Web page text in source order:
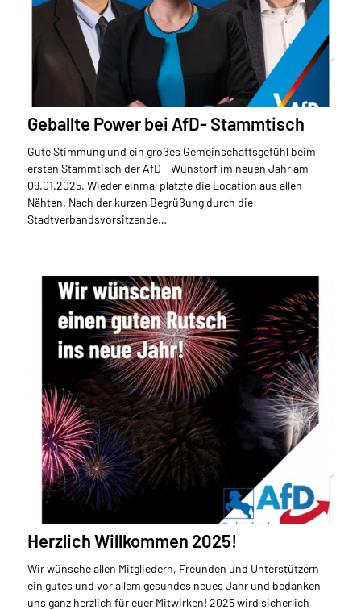
Geballte Power bei AfD- Stammtisch
Gute Stimmung und ein großes Gemeinschaftsgefühl beim
ersten Stammtisch der AfD - Wunstorf im neuen Jahr am
09.01.2025. Wieder einmal platzte die Location aus allen
Nähten. Nach der kurzen Begrüßung durch die
Stadtverbandsvorsitzende…
Herzlich Willkommen 2025!
Wir wünsche allen Mitgliedern, Freunden und Unterstützern
ein gutes und vor allem gesundes neues Jahr und bedanken
uns ganz herzlich für euer Mitwirken! 2025 wird sicherlich